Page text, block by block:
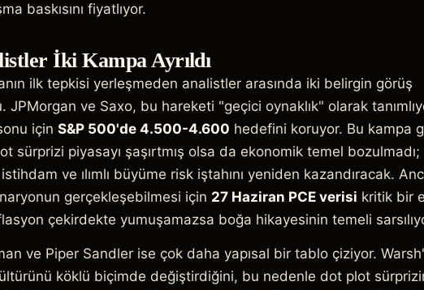
baskısını fiyatlıyor.
İki Kampa Ayrıldı
ilk tepkisi yerleşmeden analistler arasında iki belirgin görüş
JPMorgan ve Saxo, bu hareketi "geçici oynaklık" olarak
için S&P 500'de 4.500-4.600 hedefini koruyor. Bu kampa
sürprizi piyasayı şaşırtmış olsa da ekonomik temel bozulmadı;
ve ılımlı büyüme risk iştahını yeniden kazandıracak.
gerçekleşebilmesi için 27 Haziran PCE verisi kritik bir
çekirdekte yumuşamazsa boğa hikayesinin temeli
ve Piper Sandler ise çok daha yapısal bir tablo çiziyor.
köklü biçimde değiştirdiğini, bu nedenle dot plot